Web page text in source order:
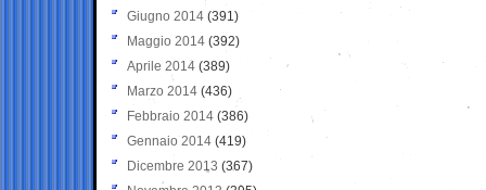
Giugno 2014 (391)
Maggio 2014 (392)
Aprile 2014 (389)
Marzo 2014 (436)
Febbraio 2014 (386)
Gennaio 2014 (419)
Dicembre 2013 (367)